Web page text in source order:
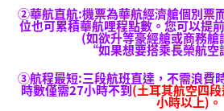
②華航直航:機票為華航經濟艙個別票
位也可累積華航哩程點數。您可以提
(如欲升等豪經艙或商務艙
“如果想要搭乘長榮航空
③航程最短:三段航班直達，不需浪費
時數僅需27小時不到(土耳其航空四
小時以上)。